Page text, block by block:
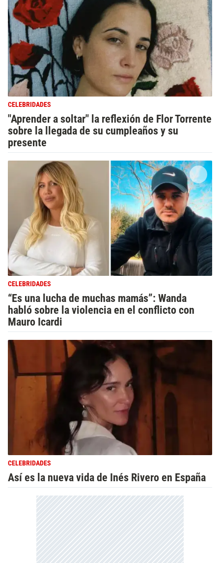
CELEBRIDADES
"Aprender a soltar" la reflexión de Flor Torrente
sobre la llegada de su cumpleaños y su
presente
CELEBRIDADES
“Es una lucha de muchas mamás”: Wanda
habló sobre la violencia en el conflicto con
Mauro Icardi
CELEBRIDADES
Así es la nueva vida de Inés Rivero en España